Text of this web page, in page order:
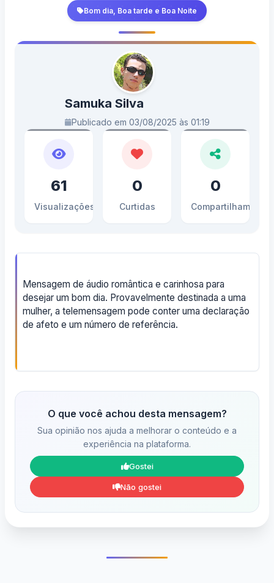
Bom dia, Boa tarde e Boa Noite
Samuka Silva
Publicado em 03/08/2025 às 01:19
61
Visualizações
0
Curtidas
0
Compartilhamentos
Mensagem de áudio romântica e carinhosa para
desejar um bom dia. Provavelmente destinada a uma
mulher, a telemensagem pode conter uma declaração
de afeto e um número de referência.
O que você achou desta mensagem?
Sua opinião nos ajuda a melhorar o conteúdo e a
experiência na plataforma.
Gostei
Não gostei